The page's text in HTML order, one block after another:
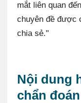
mắt liên quan
chuyên đề được
chia sẻ."
Nội dung
chẩn